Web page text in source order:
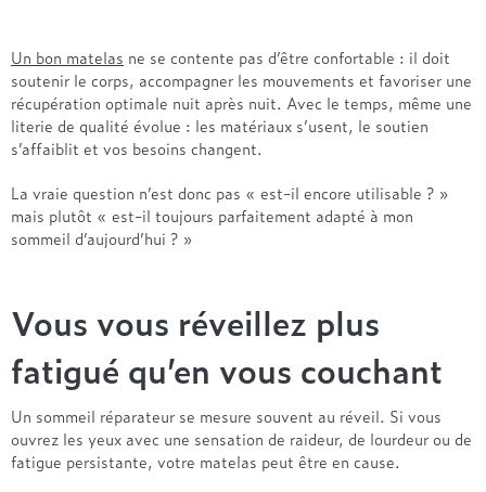
Entre 1000 et 1500€
+ de 1500€
Nos matelas par marque
André Renault
Beautyrest Luxury
Grand Litier
Simmons
Technilat
Tempur
Nos sommiers par prix
- de 1000€
Entre 1000 et 1500€
+ de 1000€
Un bon matelas ne se contente pas d’être confortable : il doit
soutenir le corps, accompagner les mouvements et favoriser une
récupération optimale nuit après nuit. Avec le temps, même une
literie de qualité évolue : les matériaux s’usent, le soutien
s’affaiblit et vos besoins changent.
La vraie question n’est donc pas « est-il encore utilisable ? »
mais plutôt « est-il toujours parfaitement adapté à mon
sommeil d’aujourd’hui ? »
Vous vous réveillez plus
fatigué qu’en vous couchant
Un sommeil réparateur se mesure souvent au réveil. Si vous
ouvrez les yeux avec une sensation de raideur, de lourdeur ou de
fatigue persistante, votre matelas peut être en cause.